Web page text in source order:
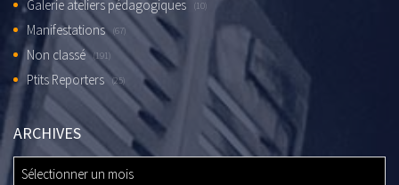
Galerie ateliers pédagogiques (10)
Manifestations (67)
Non classé (191)
Ptits Reporters (25)
ARCHIVES
ARCHIVES